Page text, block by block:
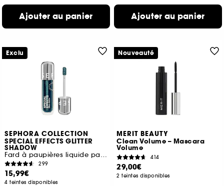
Ajouter au panier Ajouter au panier
SEPHORA COLLECTION
SPECIAL EFFECTS GLITTER
SHADOW
Fard à paupières liquide pailleté
299
15,99€
4 teintes disponibles
Exclu
MERIT BEAUTY
Clean Volume – Mascara
Volume
414
29,00€
2 teintes disponibles
Nouveauté